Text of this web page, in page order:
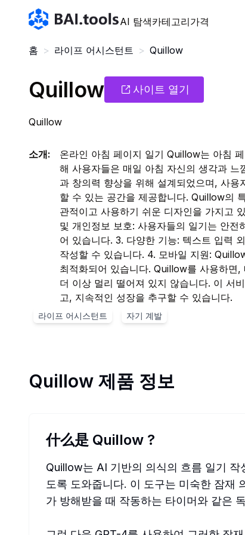
Bai.tools
AI 탐색카테고리가격
홈 > 라이프 어시스턴트 > Quillow
Quillow 사이트 열기
Quillow
소개:
온라인 아침 페이지 일기 Quillow는 아침
해 사용자들은 매일 아침 자신의 생각과
과 창의력 향상을 위해 설계되었으며, 사
할 수 있는 공간을 제공합니다. Quillow의
관적이고 사용하기 쉬운 디자인을 가지고
및 개인정보 보호: 사용자들의 일기는 안
어 있습니다. 3. 다양한 기능: 텍스트 입력
작성할 수 있습니다. 4. 모바일 지원:
최적화되어 있습니다. Quillow를 사용하면
더 이상 멀리 떨어져 있지 않습니다. 이 서
고, 지속적인 성장을 추구할 수 있습니다.
라이프 어시스턴트 자기 계발
Quillow 제품 정보
什么是 Quillow ?
Quillow는 AI 기반의 의식의 흐름 일기
도록 도와줍니다. 이 도구는 미숙한 잠재
가 방해받을 때 작동하는 타이머와 같은